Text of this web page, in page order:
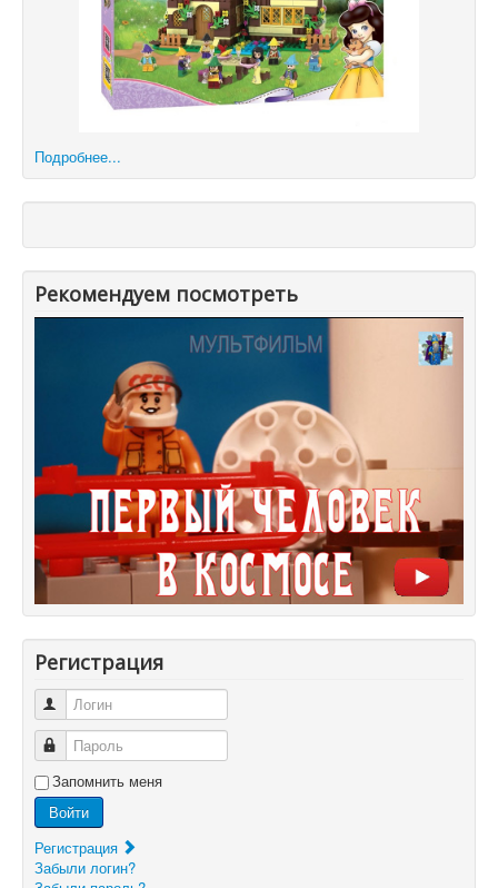
Подробнее...
Рекомендуем посмотреть
Регистрация
Логин
Пароль
Запомнить меня
Войти
Регистрация
Забыли логин?